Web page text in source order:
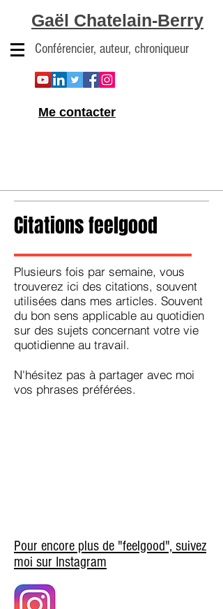
Gaël Chatelain-Berry
Conférencier, auteur, chroniqueur
Me contacter
Citations feelgood
Plusieurs fois par semaine, vous
trouverez ici des citations, souvent
utilisées dans mes articles. Souvent
du bon sens applicable au quotidien
sur des sujets concernant votre vie
quotidienne au travail.
N'hésitez pas à partager avec moi
vos phrases préférées.
Pour encore plus de "feelgood", suivez
moi sur Instagram